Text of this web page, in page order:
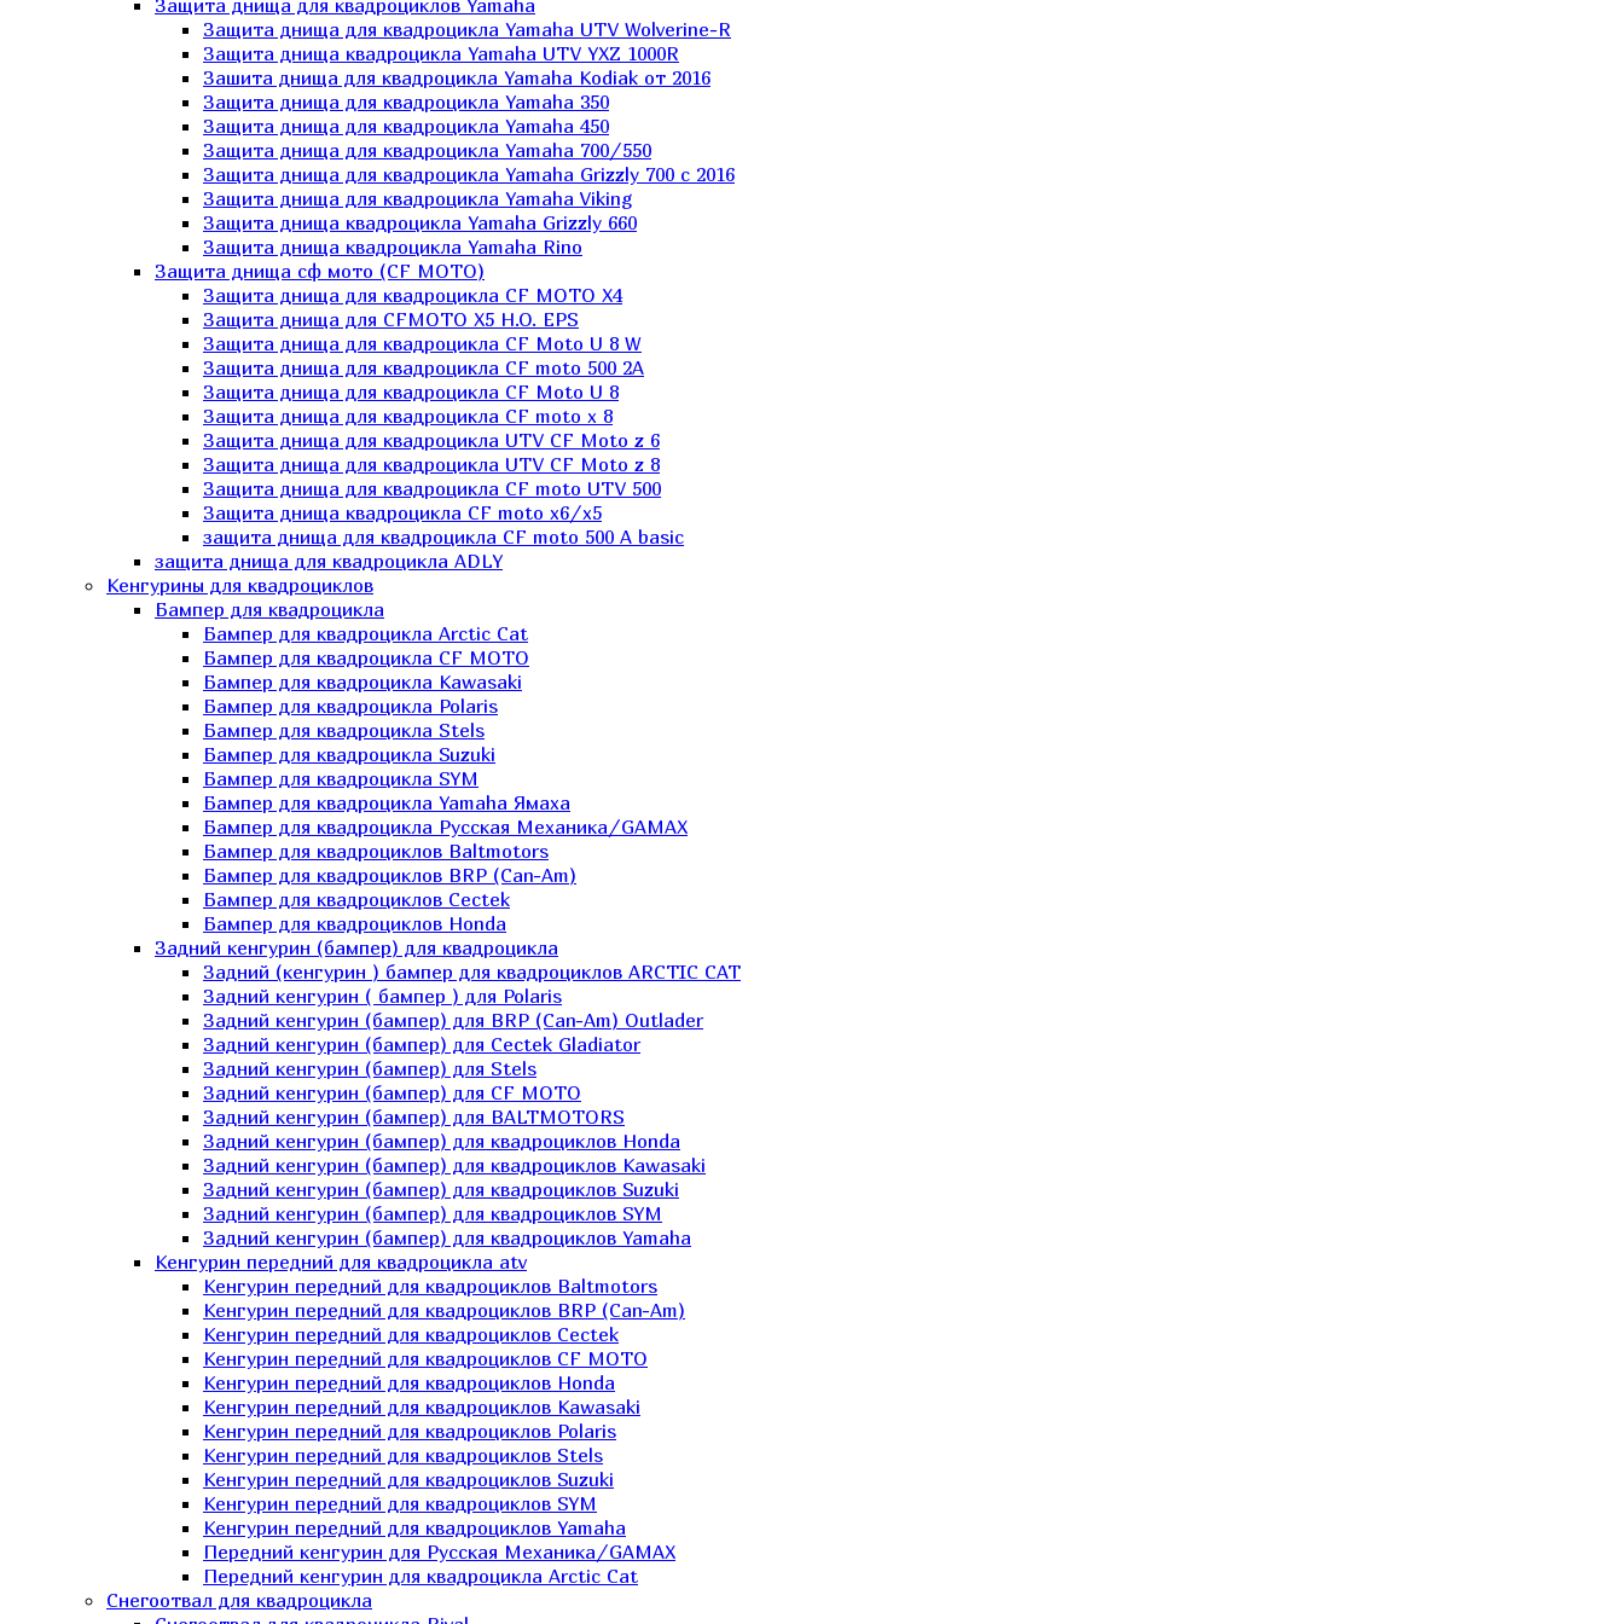
Защита днища для квадроциклов Yamaha
Защита днища для квадроцикла Yamaha UTV Wolverine-R
Защита днища квадроцикла Yamaha UTV YXZ 1000R
Зашита днища для квадроцикла Yamaha Kodiak от 2016
Защита днища для квадроцикла Yamaha 350
Защита днища для квадроцикла Yamaha 450
Защита днища для квадроцикла Yamaha 700/550
Защита днища для квадроцикла Yamaha Grizzly 700 с 2016
Защита днища для квадроцикла Yamaha Viking
Защита днища квадроцикла Yamaha Grizzly 660
Защита днища квадроцикла Yamaha Rino
Защита днища сф мото (CF MOTO)
Защита днища для квадроцикла CF MOTO X4
Защита днища для CFMOTO X5 H.O. EPS
Защита днища для квадроцикла CF Moto U 8 W
Защита днища для квадроцикла CF moto 500 2A
Защита днища для квадроцикла CF Moto U 8
Защита днища для квадроцикла CF moto x 8
Защита днища для квадроцикла UTV CF Moto z 6
Защита днища для квадроцикла UTV CF Moto z 8
Защита днища для квадроцикла СF moto UTV 500
Защита днища квадроцикла СF moto x6/x5
защита днища для квадроцикла CF moto 500 A basic
защита днища для квадроцикла ADLY
Кенгурины для квадроциклов
Бампер для квадроцикла
Бампер для квадроцикла Arctic Cat
Бампер для квадроцикла CF MOTO
Бампер для квадроцикла Kawasaki
Бампер для квадроцикла Polaris
Бампер для квадроцикла Stels
Бампер для квадроцикла Suzuki
Бампер для квадроцикла SYM
Бампер для квадроцикла Yamaha Ямаха
Бампер для квадроцикла Русская Механика/GAMAX
Бампер для квадроциклов Baltmotors
Бампер для квадроциклов BRP (Can-Am)
Бампер для квадроциклов Cectek
Бампер для квадроциклов Honda
Задний кенгурин (бампер) для квадроцикла
Задний (кенгурин ) бампер для квадроциклов ARCTIC CAT
Задний кенгурин ( бампер ) для Polaris
Задний кенгурин (бампер) для BRP (Can-Am) Outlader
Задний кенгурин (бампер) для Cectek Gladiator
Задний кенгурин (бампер) для Stels
Задний кенгурин (бампер) для СF MOTO
Задний кенгурин (бампер) для BALTMOTORS
Задний кенгурин (бампер) для квадроциклов Honda
Задний кенгурин (бампер) для квадроциклов Kawasaki
Задний кенгурин (бампер) для квадроциклов Suzuki
Задний кенгурин (бампер) для квадроциклов SYM
Задний кенгурин (бампер) для квадроциклов Yamaha
Кенгурин передний для квадроцикла atv
Кенгурин передний для квадроциклов Baltmotors
Кенгурин передний для квадроциклов BRP (Can-Am)
Кенгурин передний для квадроциклов Cectek
Кенгурин передний для квадроциклов CF MOTO
Кенгурин передний для квадроциклов Honda
Кенгурин передний для квадроциклов Kawasaki
Кенгурин передний для квадроциклов Polaris
Кенгурин передний для квадроциклов Stels
Кенгурин передний для квадроциклов Suzuki
Кенгурин передний для квадроциклов SYM
Кенгурин передний для квадроциклов Yamaha
Передний кенгурин для Русская Механика/GAMAX
Передний кенгурин для квадроцикла Arctic Cat
Снегоотвал для квадроцикла